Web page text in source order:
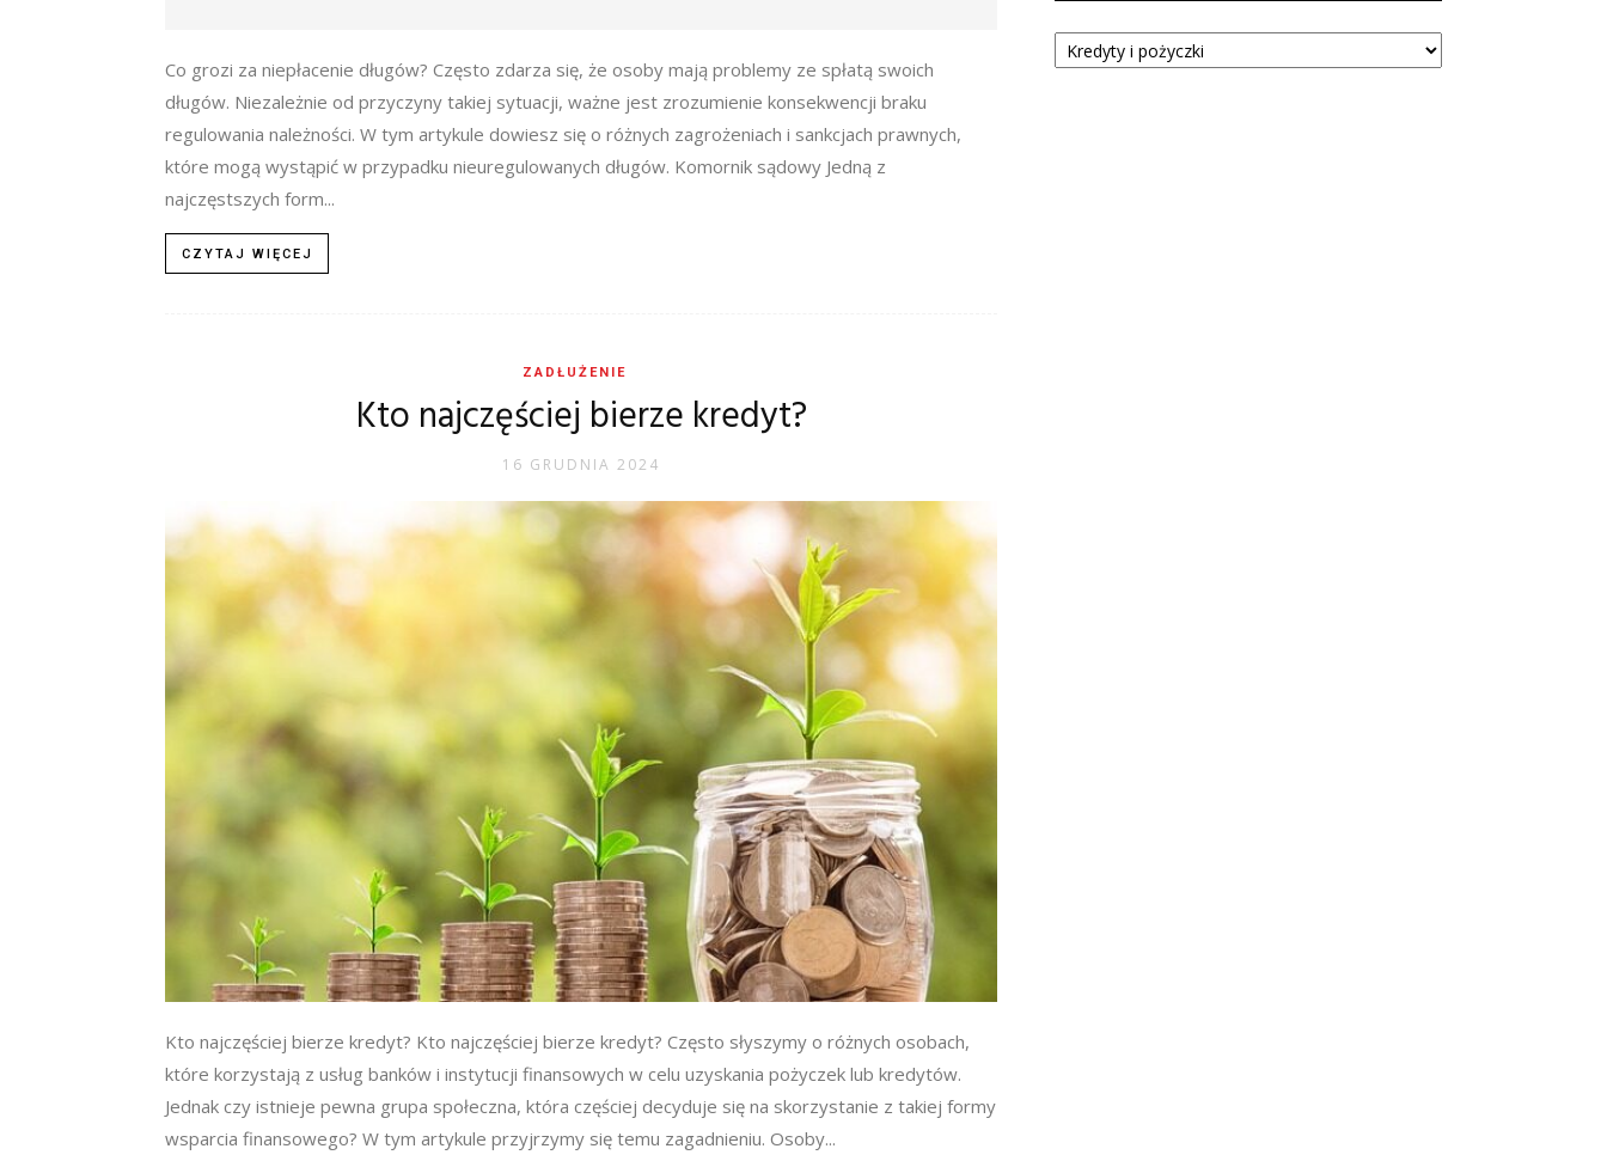
Co grozi za niepłacenie długów? Często zdarza się, że osoby mają problemy ze spłatą swoich
długów. Niezależnie od przyczyny takiej sytuacji, ważne jest zrozumienie konsekwencji braku
regulowania należności. W tym artykule dowiesz się o różnych zagrożeniach i sankcjach prawnych,
które mogą wystąpić w przypadku nieuregulowanych długów. Komornik sądowy Jedną z
najczęstszych form...
CZYTAJ WIĘCEJ
ZADŁUŻENIE
Kto najczęściej bierze kredyt?
16 GRUDNIA 2024
Kto najczęściej bierze kredyt? Kto najczęściej bierze kredyt? Często słyszymy o różnych osobach,
które korzystają z usług banków i instytucji finansowych w celu uzyskania pożyczek lub kredytów.
Jednak czy istnieje pewna grupa społeczna, która częściej decyduje się na skorzystanie z takiej formy
wsparcia finansowego? W tym artykule przyjrzymy się temu zagadnieniu. Osoby...
Kategorie